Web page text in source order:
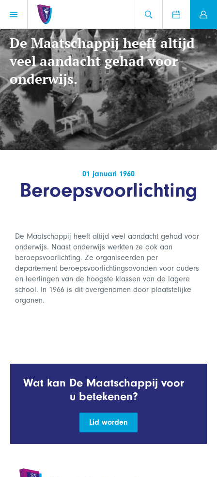
De Maatschappij heeft altijd
veel aandacht gehad voor
onderwijs.
01 januari 1960
Beroepsvoorlichting
De Maatschappij heeft altijd veel aandacht gehad voor
onderwijs. Naast onderwijs werkten ze ook aan
beroepsvoorlichting. Ze organiseerden per
departement beroepsvoorlichtingsavonden voor ouders
en leerlingen van de hoogste klassen van de lagere
school. In 1966 is dit overgenomen door plaatstelijke
organen.
Wat kan De Maatschappij voor
u betekenen?
Lid worden